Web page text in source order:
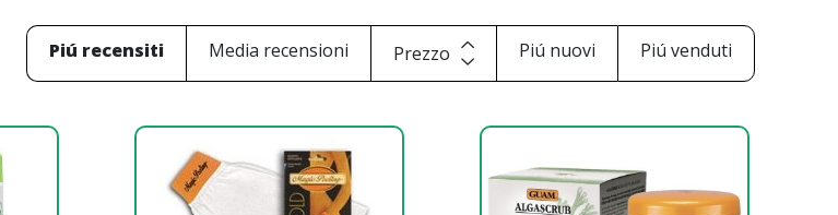
Piú recensiti Media recensioni Prezzo Piú nuovi Piú venduti